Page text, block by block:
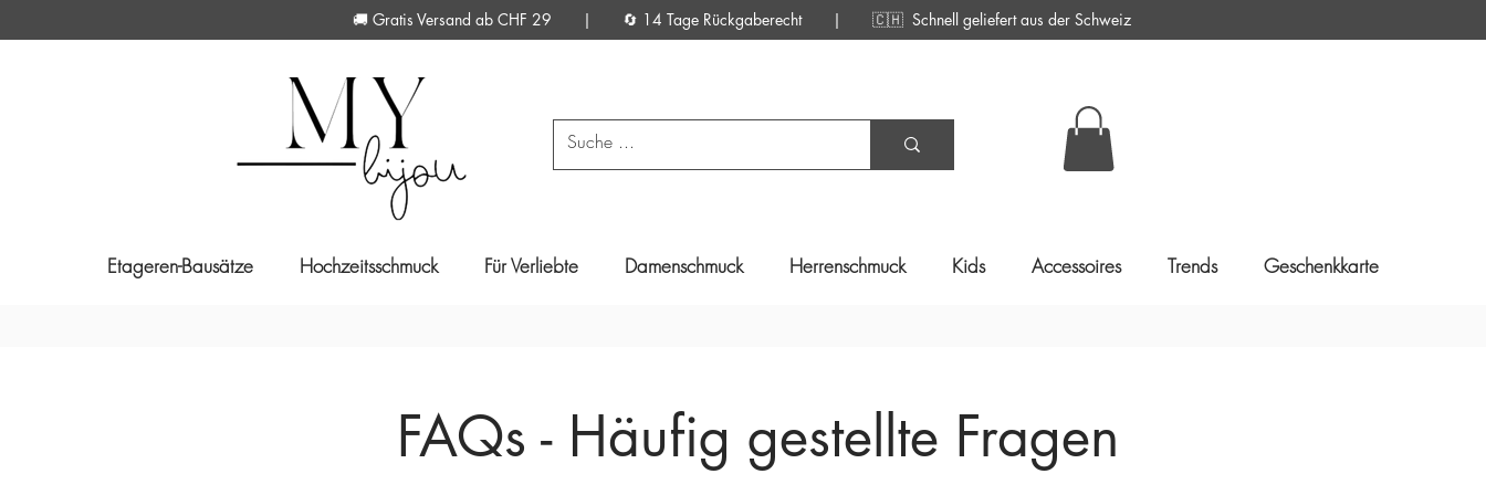
🚚 Gratis Versand ab CHF 29 | 🔄 14 Tage Rückgaberecht | 🇨🇭 Schnell geliefert aus der Schweiz
Etageren-Bausätze Hochzeitsschmuck Für Verliebte Damenschmuck Herrenschmuck Kids Accessoires Trends Geschenkkarte
FAQs - Häufig gestellte Fragen